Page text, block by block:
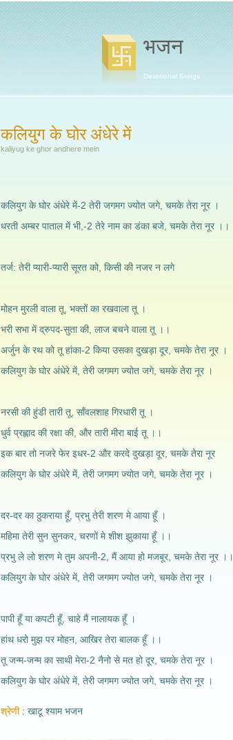
भजन
Devotional Songs
कलियुग के घोर अंधेरे में
kaliyug ke ghor andhere mein
कलियुग के घोर अंधेरे में-2 तेरी जगमग ज्योत जगे, चमके तेरा नूर ।
धरती अम्बर पाताल में भी,-2 तेरे नाम का डंका बजे, चमके तेरा नूर ।।
तर्ज: तेरी प्यारी-प्यारी सूरत को, किसी की नजर न लगे
मोहन मुरली वाला तू, भक्तों का रखवाला तू ।
भरी सभा में द्रुपद-सुता की, लाज बचने वाला तू ।।
अर्जुन के रथ को तू हांका-2 किया उसका दुखड़ा दूर, चमके तेरा नूर ।
कलियुग के घोर अंधेरे में, तेरी जगमग ज्योत जगे, चमके तेरा नूर ।
नरसी की हुंडी तारी तू, साँवलशाह गिरधारी तू ।
धुर्व प्रह्लाद की रक्षा की, और तारी मीरा बाई तू ।।
इक बार तो नजरे फेर इधर-2 और करदे दुखड़ा दूर, चमके तेरा नूर
कलियुग के घोर अंधेरे में, तेरी जगमग ज्योत जगे, चमके तेरा नूर ।
दर-दर का ठुकराया हूँ, प्रभु तेरी शरण मे आया हूँ ।
महिमा तेरी सुन सुनकर, चरणों मे शीश झुकाया हूँ ।।
प्रभु ले लो शरण मे तुम अपनी-2, मैं आया हो मजबूर, चमके तेरा नूर ।।
कलियुग के घोर अंधेरे में, तेरी जगमग ज्योत जगे, चमके तेरा नूर ।
पापी हूँ या कपटी हूँ, चाहे मैं नालायक हूँ ।
हांथ धरो मुझ पर मोहन, आखिर तेरा बालक हूँ ।।
तू जन्म-जन्म का साथी मेरा-2 नैनो से मत हो दूर, चमके तेरा नूर ।
कलियुग के घोर अंधेरे में, तेरी जगमग ज्योत जगे, चमके तेरा नूर ।
श्रेणी खाटू श्याम भजन